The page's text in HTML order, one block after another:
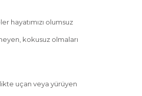
hayatımızı olumsuz
kokusuz olmaları
uçan veya yürüyen